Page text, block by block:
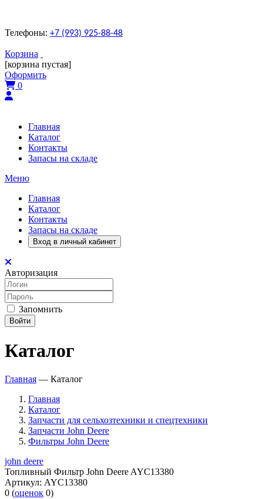
Телефоны: +7 (993) 925-88-48
Корзина
[корзина пустая]
Оформить
0
Главная
Каталог
Контакты
Запасы на складе
Меню
Главная
Каталог
Контакты
Запасы на складе
Вход в личный кабинет
Авторизация
Запомнить
Войти
Каталог
Главная — Каталог
Главная
Каталог
Запчасти для сельхозтехники и спецтехники
Запчасти John Deere
Фильтры John Deere
john deere
Топливный Фильтр John Deere AYC13380
Артикул: AYC13380
0 (оценок 0)